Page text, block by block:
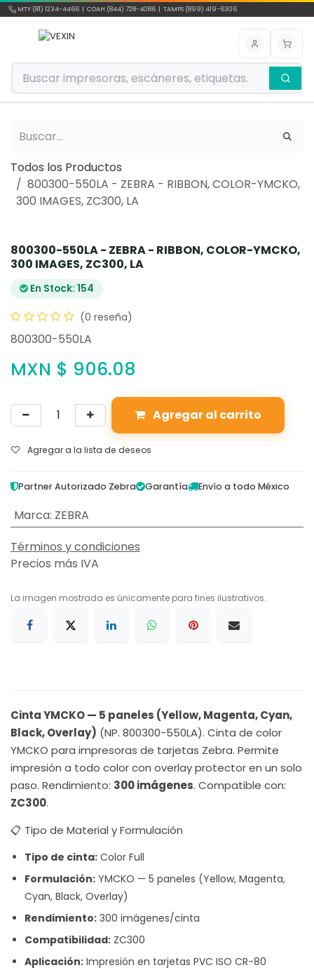
Ir al contenido
MTY (81) 1234-4466 | COAH (844) 728-4086 | TAMPS (899) 419-6306
Todos los Productos
800300-550LA - ZEBRA - RIBBON, COLOR-YMCKO,
300 IMAGES, ZC300, LA
800300-550LA - ZEBRA - RIBBON, COLOR-YMCKO,
300 IMAGES, ZC300, LA
En Stock: 154
(0 reseña)
800300-550LA
MXN $ 906.08
Agregar al carrito
Agregar a la lista de deseos
Partner Autorizado Zebra Garantía Envío a todo México
Marca: ZEBRA
Términos y condiciones
Precios más IVA
La imagen mostrada es únicamente para fines ilustrativos.
Cinta YMCKO — 5 paneles (Yellow, Magenta, Cyan,
Black, Overlay) (NP. 800300-550LA). Cinta de color
YMCKO para impresoras de tarjetas Zebra. Permite
impresión a todo color con overlay protector en un solo
paso. Rendimiento: 300 imágenes. Compatible con:
ZC300.
📋 Tipo de Material y Formulación
Tipo de cinta: Color Full
Formulación: YMCKO — 5 paneles (Yellow, Magenta,
Cyan, Black, Overlay)
Rendimiento: 300 imágenes/cinta
Compatibilidad: ZC300
Aplicación: Impresión en tarjetas PVC ISO CR-80